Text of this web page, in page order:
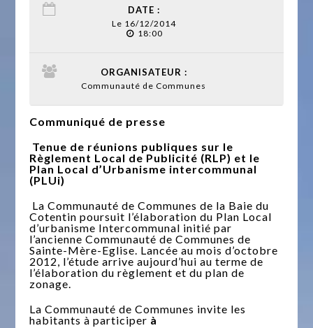
DATE :
Le 16/12/2014
18:00
ORGANISATEUR :
Communauté de Communes
Communiqué de presse
Tenue de réunions publiques sur le
Règlement Local de Publicité (RLP) et le
Plan Local d’Urbanisme intercommunal
(PLUi)
La Communauté de Communes de la Baie du
Cotentin poursuit l’élaboration du Plan Local
d’urbanisme Intercommunal initié par
l’ancienne Communauté de Communes de
Sainte-Mère-Eglise. Lancée au mois d’octobre
2012, l’étude arrive aujourd’hui au terme de
l’élaboration du règlement et du plan de
zonage.
La Communauté de Communes invite les
habitants à participer à